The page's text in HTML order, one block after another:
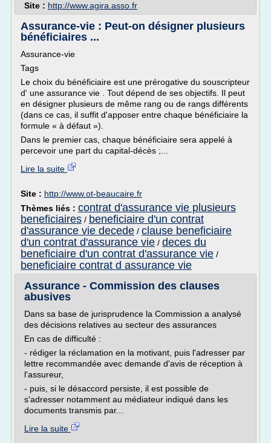
Site : http://www.agira.asso.fr
Assurance-vie : Peut-on désigner plusieurs
bénéficiaires ...
Assurance-vie
Tags
Le choix du bénéficiaire est une prérogative du souscripteur
d' une assurance vie . Tout dépend de ses objectifs. Il peut
en désigner plusieurs de même rang ou de rangs différents
(dans ce cas, il suffit d'apposer entre chaque bénéficiaire la
formule « à défaut »).
Dans le premier cas, chaque bénéficiaire sera appelé à
percevoir une part du capital-décès ;...
Lire la suite
Site : http://www.ot-beaucaire.fr
Thèmes liés : contrat d'assurance vie plusieurs
beneficiaires / beneficiaire d'un contrat
d'assurance vie decede / clause beneficiaire
d'un contrat d'assurance vie / deces du
beneficiaire d'un contrat d'assurance vie /
beneficiaire contrat d assurance vie
Assurance - Commission des clauses
abusives
Dans sa base de jurisprudence la Commission a analysé
des décisions relatives au secteur des assurances
En cas de difficulté :
- rédiger la réclamation en la motivant, puis l'adresser par
lettre recommandée avec demande d'avis de réception à
l'assureur,
- puis, si le désaccord persiste, il est possible de
s'adresser notamment au médiateur indiqué dans les
documents transmis par...
Lire la suite